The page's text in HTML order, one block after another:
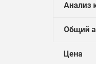
Анализ
Общий
Цена